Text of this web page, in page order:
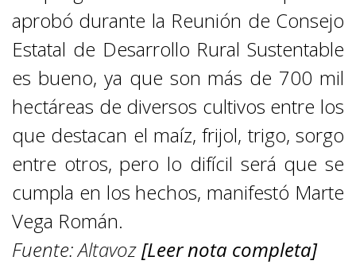
aprobó durante la Reunión de Consejo
Estatal de Desarrollo Rural Sustentable
es bueno, ya que son más de 700 mil
hectáreas de diversos cultivos entre los
que destacan el maíz, frijol, trigo, sorgo
entre otros, pero lo difícil será que se
cumpla en los hechos, manifestó Marte
Vega Román.
Fuente:Altavoz[Leer nota completa]